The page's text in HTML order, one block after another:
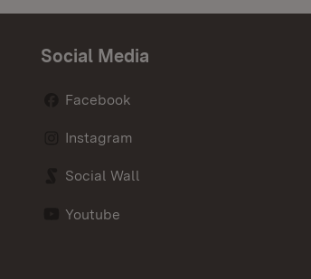
Social Media
Facebook
Instagram
Social Wall
Youtube